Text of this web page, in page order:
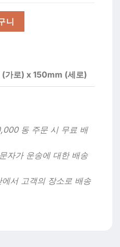
15cmx15cm 수량
니
가로) x 150mm (세로)
동 주문 시 무료 배
자가 운송에 대한 배송
서 고객의 장소로 배송